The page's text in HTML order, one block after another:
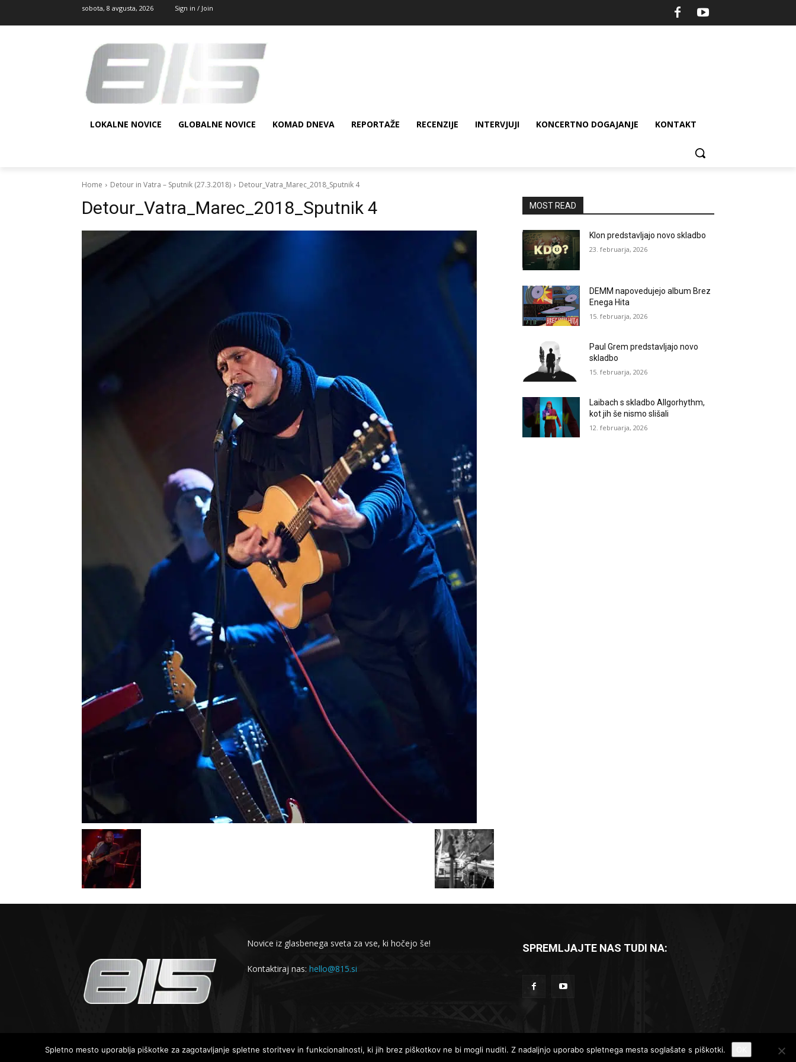
sobota, 8 avgusta, 2026 Sign in / Join
LOKALNE NOVICE GLOBALNE NOVICE KOMAD DNEVA REPORTAŽE RECENZIJE INTERVJUJI KONCERTNO DOGAJANJE KONTAKT
Home Detour in Vatra – Sputnik (27.3.2018) Detour_Vatra_Marec_2018_Sputnik 4
Detour_Vatra_Marec_2018_Sputnik 4 MOST READ
Klon predstavljajo novo skladbo
23. februarja, 2026
DEMM napovedujejo album Brez
Enega Hita
15. februarja, 2026
Paul Grem predstavljajo novo
skladbo
15. februarja, 2026
Laibach s skladbo Allgorhythm,
kot jih še nismo slišali
12. februarja, 2026
Novice iz glasbenega sveta za vse, ki hočejo še!
Kontaktiraj nas: hello@815.si
SPREMLJAJTE NAS TUDI NA:
© 2019-2025 - 815.si Lokalne novice Globalne novice Komad dneva Reportaže
Recenzije
Koncertno dogajanje Kontakt
Spletno mesto uporablja piškotke za zagotavljanje spletne storitvev in funkcionalnosti, ki jih brez piškotkov ne bi mogli nuditi. Z nadaljnjo uporabo spletnega mesta soglašate s piškotki.